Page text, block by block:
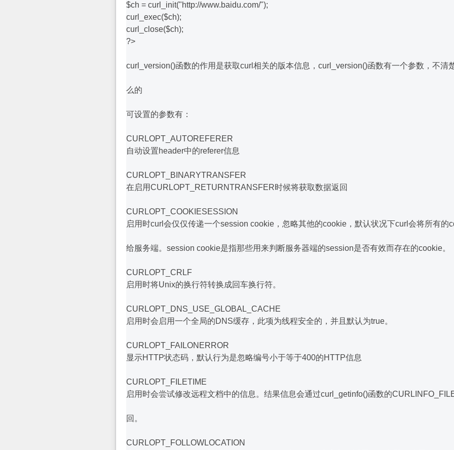
$ch = curl_init("http://www.baidu.com/");
curl_exec($ch);
curl_close($ch);
?>
curl_version()函数的作用是获取curl相关的版本信息，curl_version()函数有一个参数，不清
么的
可设置的参数有：
CURLOPT_AUTOREFERER
自动设置header中的referer信息
CURLOPT_BINARYTRANSFER
在启用CURLOPT_RETURNTRANSFER时候将获取数据返回
CURLOPT_COOKIESESSION
启用时curl会仅仅传递一个session cookie，忽略其他的cookie，默认状况下curl会将所有的
给服务端。session cookie是指那些用来判断服务器端的session是否有效而存在的cookie。
CURLOPT_CRLF
启用时将Unix的换行符转换成回车换行符。
CURLOPT_DNS_USE_GLOBAL_CACHE
启用时会启用一个全局的DNS缓存，此项为线程安全的，并且默认为true。
CURLOPT_FAILONERROR
显示HTTP状态码，默认行为是忽略编号小于等于400的HTTP信息
CURLOPT_FILETIME
启用时会尝试修改远程文档中的信息。结果信息会通过curl_getinfo()函数的
回。
CURLOPT_FOLLOWLOCATION